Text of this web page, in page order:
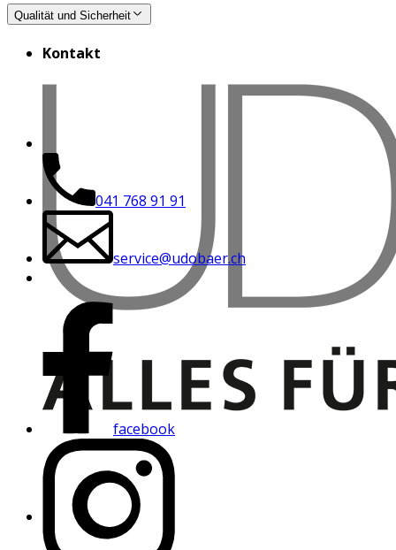
Qualität und Sicherheit
Kontakt
041 768 91 91
service@udobaer.ch
facebook